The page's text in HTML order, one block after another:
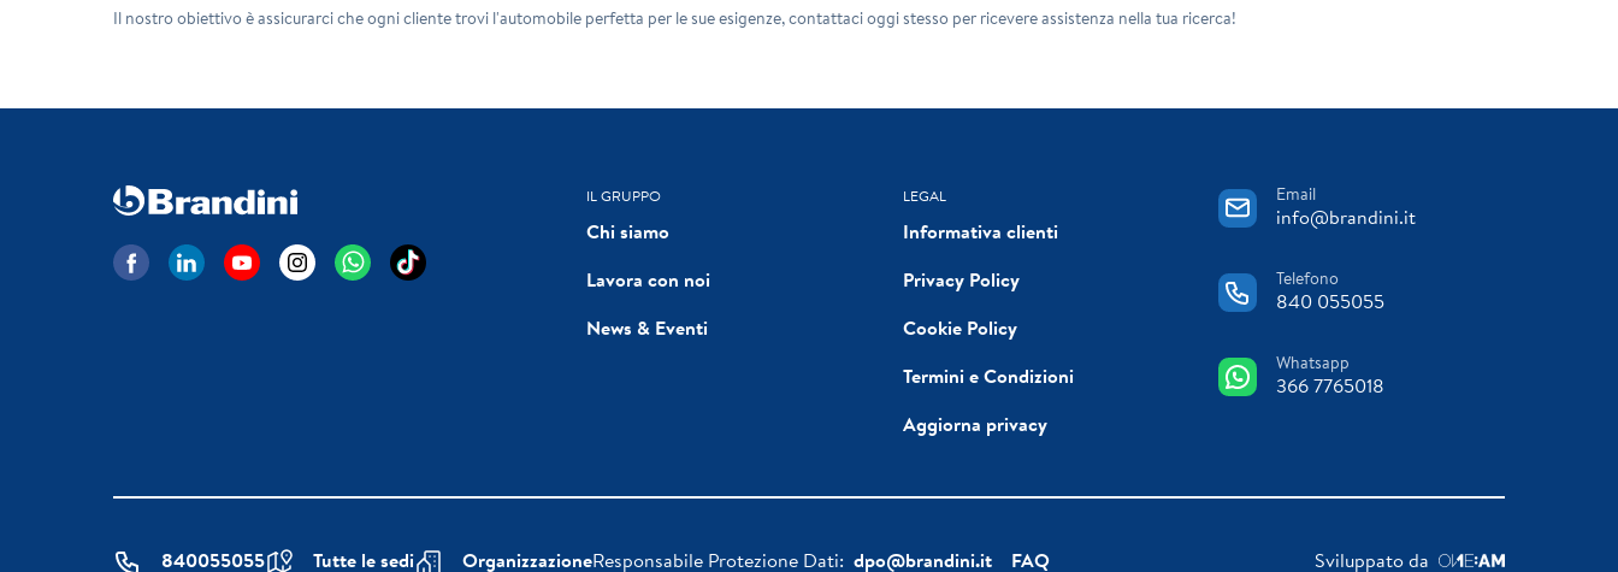
Il nostro obiettivo è assicurarci che ogni cliente trovi l'automobile perfetta per le sue esigenze, contattaci oggi stesso per ricevere assistenza nella tua ricerca!
IL GRUPPO
Chi siamo
Lavora con noi
News & Eventi
LEGAL
Informativa clienti
Privacy Policy
Cookie Policy
Termini e Condizioni
Aggiorna privacy
Email
info@brandini.it
Telefono
840 055055
Whatsapp
366 7765018
840055055 Tutte le sedi OrganizzazioneResponsabile Protezione Dati: dpo@brandini.it FAQ Sviluppato da